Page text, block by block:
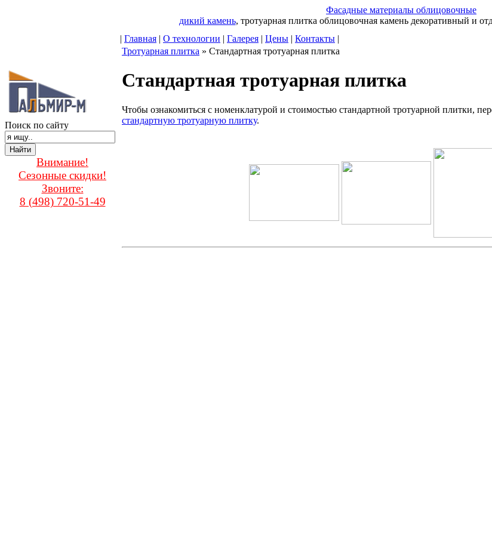
Фасадные материалы облицовочные
дикий камень, тротуарная плитка облицовочная камень декоративный и
Поиск по сайту
Внимание!
Сезонные скидки!
Звоните:
8 (498) 720-51-49
| Главная | О технологии | Галерея | Цены | Контакты |
Тротуарная плитка » Стандартная тротуарная плитка
Стандартная тротуарная плитка
Чтобы ознакомиться с номенклатурой и стоимостью стандартной тротуарной плитки,
стандартную тротуарную плитку.